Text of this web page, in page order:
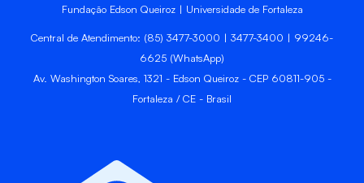
Fundação Edson Queiroz | Universidade de Fortaleza
Central de Atendimento: (85) 3477-3000 | 3477-3400 | 99246-
6625 (WhatsApp)
Av. Washington Soares, 1321 - Edson Queiroz - CEP 60811-905 -
Fortaleza / CE - Brasil